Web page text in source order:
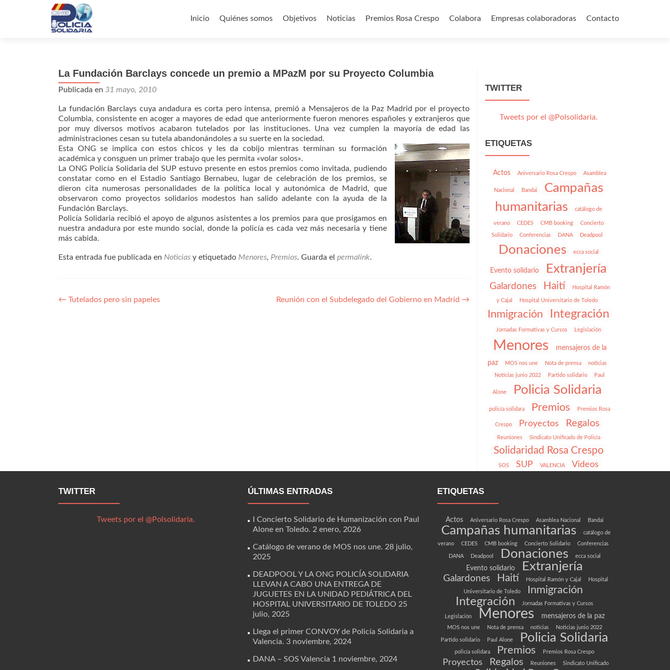
alInicio Quiénes somos Objetivos Noticias Premios Rosa Crespo Colabora Empresas colaboradoras Contacto
La Fundación Barclays concede un premio a MPazM por su Proyecto Columbia
Publicada en 31 mayo, 2010
La fundación Barclays cuya andadura es corta pero intensa, premió a Mensajeros de la Paz Madrid por el proyecto
Columbia, consistente en acoger a mayores de edad que anteriormente fueron menores españoles y extranjeros que
por muy diversos motivos acabaron tutelados por las instituciones. Una vez cumplen la mayoría de edad las
administraciones cesan su tutela abandonándoles a su suerte en la sociedad.
Esta ONG se implica con estos chicos y les da cobijo mientras terminan su formación
académica y consguen un primer trabajo que les permita «volar solos».
La ONG Policía Solidaria del SUP estuvo presente en estos premios como invitada, pudiendo
constatar como en el Estadio Santiago Bernabeu, lugar de celebración de los premios, se
dieron cita numerosas personalidades de la política local y autonómica de Madrid, que
observaron como proyectos solidarios modestos han salido adelante con la ayuda de la
Fundación Barclays.
Policía Solidaria recibió el apoyo de algunos asistentes a los premios para que prosigamos en
nuestra andadura por este mundo social, donde la policía es cada vez más necesaria y tiene
más cabida.
Esta entrada fue publicada en Noticias y etiquetado Menores, Premios. Guarda el permalink.
Navegación
← Tutelados pero sin papeles Reunión con el Subdelegado del Gobierno en Madrid →
TWITTER
Tweets por el @Polsolidaria.
ETIQUETAS
Actos Aniversario Rosa Crespo Asamblea
Nacional Bandai
Campañas
humanitarias
catálogo de
verano CEDES CMB booking Concierto
Solidario Conferencias DANA Deadpool
Donaciones ecca social
Evento solidario Extranjería
Galardones Haití Hospital Ramón
y Cajal Hospital Universitario de Toledo
Inmigración Integración
Jornadas Formativas y Cursos Legislación
Menores mensajeros de la
paz MOS nos une Nota de prensa noticias
Noticias junio 2022 Partido solidario Paul
Alone Policia Solidaria
policía solidara Premios Premios Rosa
Crespo Proyectos Regalos
Reuniones Sindicato Unificado de Policía
Solidaridad Rosa Crespo
SOS SUP VALENCIA Videos
TWITTER
Tweets por el @Polsolidaria.
ÚLTIMAS ENTRADAS
I Concierto Solidario de Humanización con Paul
Alone en Toledo. 2 enero, 2026
Catálogo de verano de MOS nos une. 28 julio,
2025
DEADPOOL Y LA ONG POLICÍA SOLIDARIA
LLEVAN A CABO UNA ENTREGA DE
JUGUETES EN LA UNIDAD PEDIÁTRICA DEL
HOSPITAL UNIVERSITARIO DE TOLEDO 25
julio, 2025
Llega el primer CONVOY de Policía Solidaria a
Valencia. 3 noviembre, 2024
DANA – SOS Valencia 1 noviembre, 2024
ETIQUETAS
Actos Aniversario Rosa Crespo Asamblea Nacional Bandai
Campañas humanitarias
catálogo de
verano
CEDES CMB booking Concierto Solidario Conferencias
DANA Deadpool Donaciones ecca social
Evento solidario Extranjería
Galardones Haití Hospital Ramón y Cajal Hospital
Universitario de Toledo Inmigración
Integración Jornadas Formativas y Cursos
Legislación Menores mensajeros de la paz
MOS nos une Nota de prensa noticias Noticias junio 2022
Partido solidario Paul Alone Policia Solidaria
policía solidara Premios Premios Rosa Crespo
Proyectos Regalos Reuniones Sindicato Unificado